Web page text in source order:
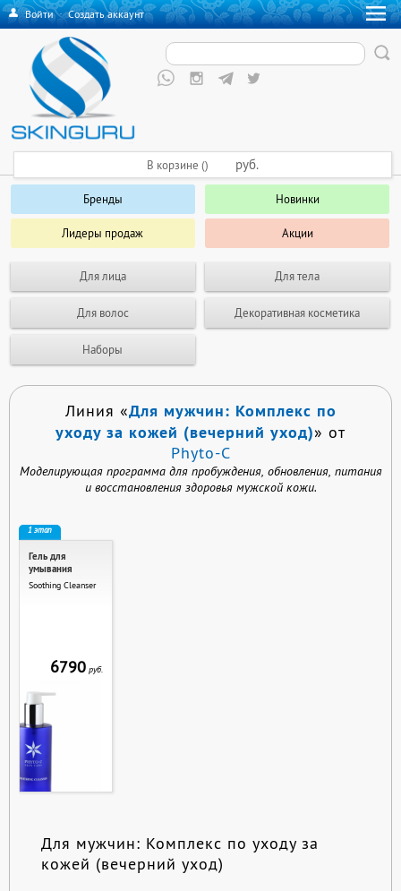
Войти·Создать аккаунт
Бренды Новинки
Лидеры продаж Акции
Для лица Для тела
Для волос Декоративная косметика
Наборы
В корзине () руб.
Линия «Для мужчин: Комплекс по
уходу за кожей (вечерний уход)» от
Phyto-C
Моделирующая программа для пробуждения, обновления, питания
и восстановления здоровья мужской кожи.
1 этап
Гель для
умывания
Soothing Cleanser
6790 руб.
Для мужчин: Комплекс по уходу за
кожей (вечерний уход)